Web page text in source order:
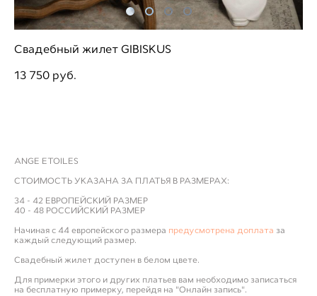
Свадебный жилет GIBISKUS
13 750 pуб.
ANGE ETOILES
СТОИМОСТЬ УКАЗАНА ЗА ПЛАТЬЯ В РАЗМЕРАХ:
34 - 42 ЕВРОПЕЙСКИЙ РАЗМЕР
40 - 48 РОССИЙСКИЙ РАЗМЕР
Начиная с 44 европейского размера предусмотрена доплата за
каждый следующий размер.
Свадебный жилет доступен в белом цвете.
Для примерки этого и других платьев вам необходимо записаться
на бесплатную примерку, перейдя на "Онлайн запись".